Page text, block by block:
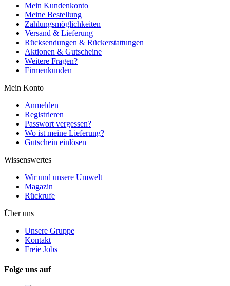
Mein Kundenkonto
Meine Bestellung
Zahlungsmöglichkeiten
Versand & Lieferung
Rücksendungen & Rückerstattungen
Aktionen & Gutscheine
Weitere Fragen?
Firmenkunden
Mein Konto
Anmelden
Registrieren
Passwort vergessen?
Wo ist meine Lieferung?
Gutschein einlösen
Wissenswertes
Wir und unsere Umwelt
Magazin
Rückrufe
Über uns
Unsere Gruppe
Kontakt
Freie Jobs
Folge uns auf